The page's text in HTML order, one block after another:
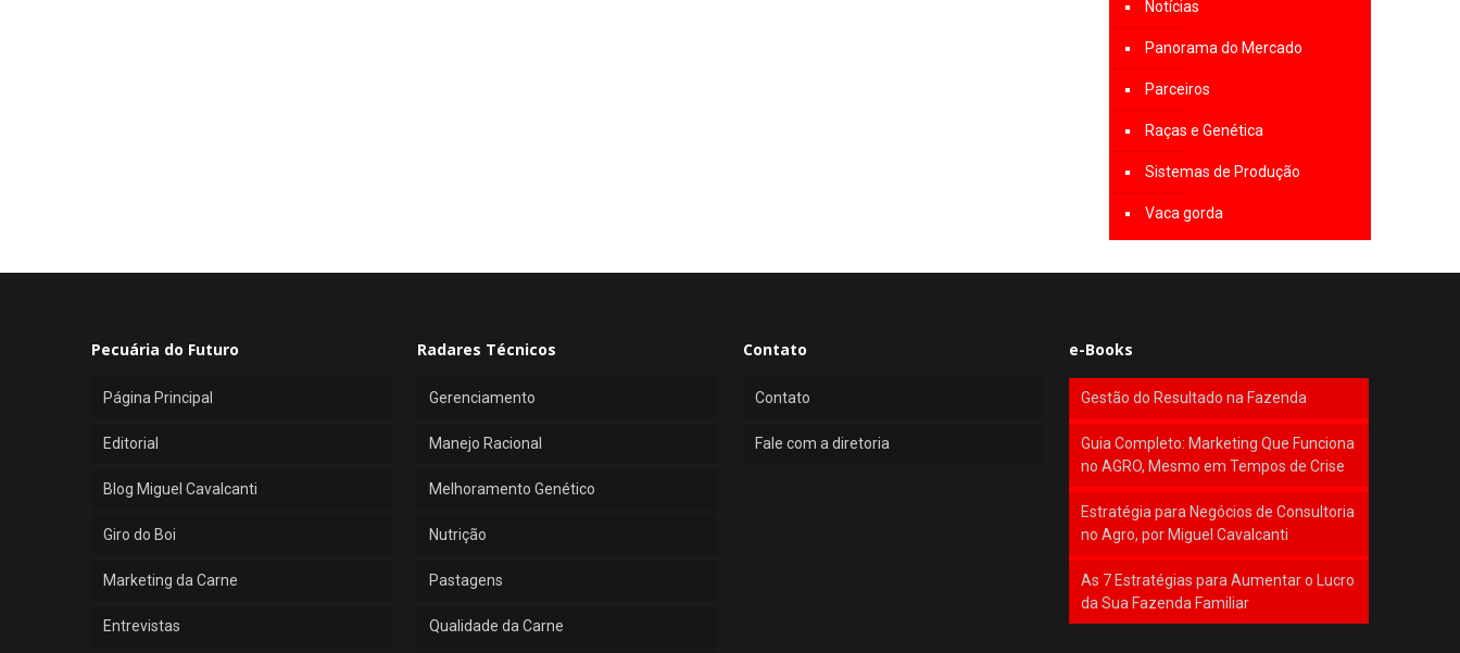
Notícias
Panorama do Mercado
Parceiros
Raças e Genética
Sistemas de Produção
Vaca gorda
Pecuária do Futuro
Página Principal
Editorial
Blog Miguel Cavalcanti
Giro do Boi
Marketing da Carne
Entrevistas
Radares Técnicos
Gerenciamento
Manejo Racional
Melhoramento Genético
Nutrição
Pastagens
Qualidade da Carne
Contato
Contato
Fale com a diretoria
e-Books
Gestão do Resultado na Fazenda
Guia Completo: Marketing Que Funciona
no AGRO, Mesmo em Tempos de Crise
Estratégia para Negócios de Consultoria
no Agro, por Miguel Cavalcanti
As 7 Estratégias para Aumentar o Lucro
da Sua Fazenda Familiar